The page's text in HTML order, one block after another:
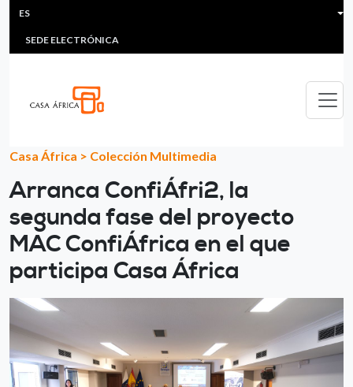
Pasar al contenido principal
HEADER MENU
MULTIMEDIA
SEDE ELECTRÓNICA
ES
Casa África > Colección Multimedia
Arranca ConfiÁfri2, la
segunda fase del proyecto
MAC ConfiÁfrica en el que
participa Casa África